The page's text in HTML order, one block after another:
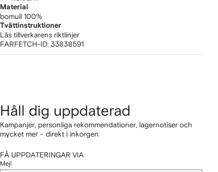
Material
bomull 100%
Tvättinstruktioner
Läs tillverkarens riktlinjer
FARFETCH-ID: 33838591
Håll dig uppdaterad
Kampanjer, personliga rekommendationer, lagernotiser och
mycket mer – direkt i inkorgen
FÅ UPPDATERINGAR VIA
Mejl